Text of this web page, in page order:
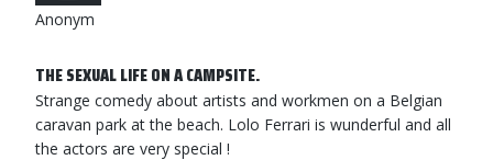
Anonym
THE SEXUAL LIFE ON A CAMPSITE.
Strange comedy about artists and workmen on a Belgian
caravan park at the beach. Lolo Ferrari is wunderful and all
the actors are very special !